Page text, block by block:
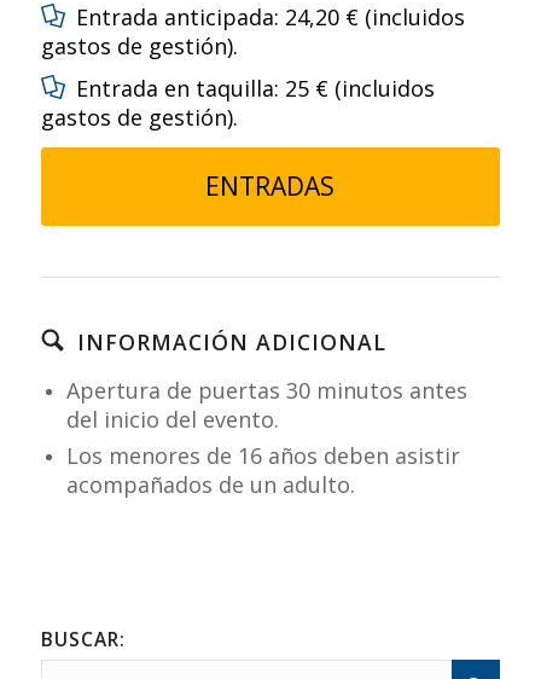
Entrada anticipada: 24,20 € (incluidos
gastos de gestión).
Entrada en taquilla: 25 € (incluidos
gastos de gestión).
ENTRADAS
INFORMACIÓN ADICIONAL
Apertura de puertas 30 minutos antes
del inicio del evento.
Los menores de 16 años deben asistir
acompañados de un adulto.
BUSCAR: